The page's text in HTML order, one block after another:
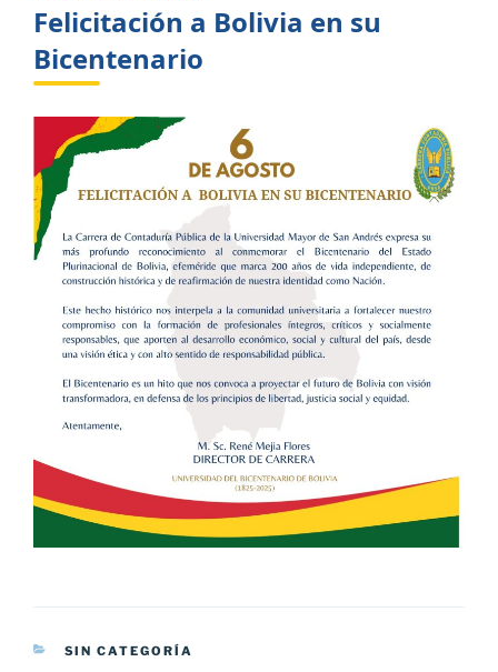
Felicitación a Bolivia en su
Bicentenario
CATEGORÍAS
SIN CATEGORÍA